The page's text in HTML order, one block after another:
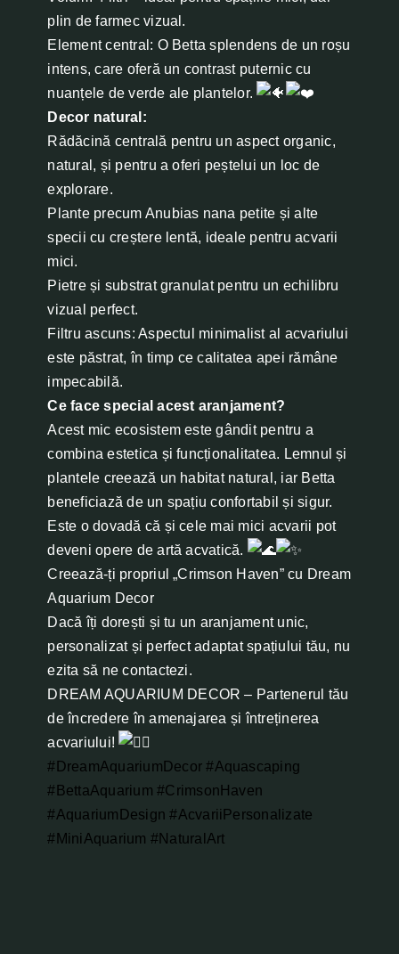
plin de farmec vizual.
Element central: O Betta splendens de un roșu
intens, care oferă un contrast puternic cu
nuanțele de verde ale plantelor.
Decor natural:
Rădăcină centrală pentru un aspect organic,
natural, și pentru a oferi peștelui un loc de
explorare.
Plante precum Anubias nana petite și alte
specii cu creștere lentă, ideale pentru acvarii
mici.
Pietre și substrat granulat pentru un echilibru
vizual perfect.
Filtru ascuns: Aspectul minimalist al acvariului
este păstrat, în timp ce calitatea apei rămâne
impecabilă.
Ce face special acest aranjament?
Acest mic ecosistem este gândit pentru a
combina estetica și funcționalitatea. Lemnul și
plantele creează un habitat natural, iar Betta
beneficiază de un spațiu confortabil și sigur.
Este o dovadă că și cele mai mici acvarii pot
deveni opere de artă acvatică.
Creează-ți propriul „Crimson Haven” cu Dream
Aquarium Decor
Dacă îți dorești și tu un aranjament unic,
personalizat și perfect adaptat spațiului tău, nu
ezita să ne contactezi.
DREAM AQUARIUM DECOR – Partenerul tău
de încredere în amenajarea și întreținerea
acvariului!
#DreamAquariumDecor #Aquascaping
#BettaAquarium #CrimsonHaven
#AquariumDesign #AcvariiPersonalizate
#MiniAquarium #NaturalArt